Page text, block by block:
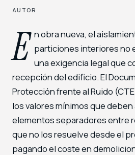
AUTOR
E n obra nueva, el
particiones interiores no
una exigencia legal que
recepción del edificio. El
Protección frente al Ruido
los valores mínimos que deben
elementos separadores entre
que no los resuelve desde el
pagando el coste en